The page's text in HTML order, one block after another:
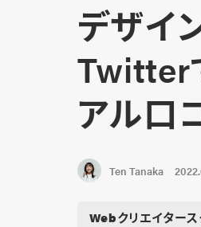
デザイ
Twitter
アル口
Ten Tanaka
Webクリエイター